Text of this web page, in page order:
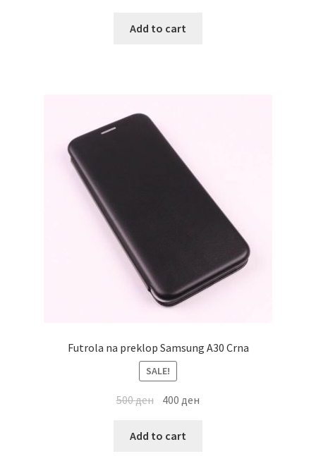
Add to cart
Futrola na preklop Samsung A30 Crna
SALE!
500ден 400ден
Add to cart